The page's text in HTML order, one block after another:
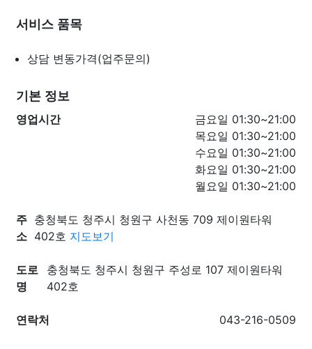
서비스 품목
상담 변동가격(업주문의)
기본 정보
영업시간
금요일 01:30~21:00
목요일 01:30~21:00
수요일 01:30~21:00
화요일 01:30~21:00
월요일 01:30~21:00
주
소
충청북도 청주시 청원구 사천동 709 제이원타워
402호 지도보기
도로
명
충청북도 청주시 청원구 주성로 107 제이원타워
402호
연락처 043-216-0509